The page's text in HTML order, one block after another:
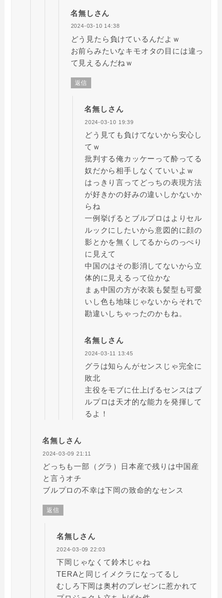
名無しさん
2024-03-10 14:38
どう見たら負けているんだよｗ
お前らみたいなキモオタの目には違っ
て見えるんだねｗ
返信
名無しさん
2024-03-10 19:39
どう見ても負けてないから安心し
てｗ
批判する俺カッケーって酔ってる
奴だから相手しなくていいよｗ
はっきり言ってどっちの表現方法
が好きかの好みの違いしかないか
らね
一例挙げるとブルプロはよりセル
ルックにしたいから意図的に顔の
影とかを無くしてるからのっぺり
に見えて
中国のはその影消してないから立
体的に見えるって位かな
まぁ中国の方が衣装も髪型も可愛
いし色も地味じゃないからそれで
勘違いしちゃったのかもね。
名無しさん
2024-03-11 13:45
グラは知らんがセンスじゃ完全に
敗北
主役をモブに仕上げるセンスはブ
ルプロは天才的な能力を発揮して
るよ！
名無しさん
2024-03-09 21:11
どっちも一部（グラ）日本産で残りは中国産
と言うオチ
ブルプロの不幸は下岡の致命的なセンス
返信
名無しさん
2024-03-09 22:03
下岡じゃなくて鈴木じゃね
TERAと同じイメクラになってるし
むしろ下岡は奥村のプレゼンに惹かれて